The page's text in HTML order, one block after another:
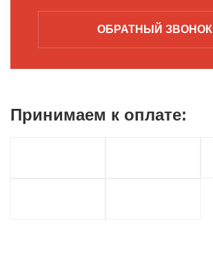
ОБРАТНЫЙ ЗВОНОК
Принимаем к оплате: